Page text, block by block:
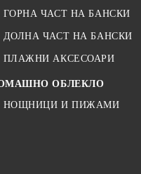
ГОРНА ЧАСТ НА БАНСКИ
ДОЛНА ЧАСТ НА БАНСКИ
ПЛАЖНИ АКСЕСОАРИ
ОБЛЕКЛО
НОЩНИЦИ И ПИЖАМИ